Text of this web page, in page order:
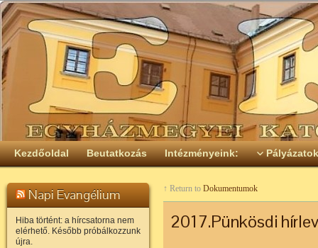
Kezdőoldal Beutatkozás Intézményeink: Pályázatok
Napi Evangélium
Hiba történt: a hírcsatorna nem
elérhető. Később próbálkozzunk
újra.
↑ Return to Dokumentumok
2017.Pünkösdi